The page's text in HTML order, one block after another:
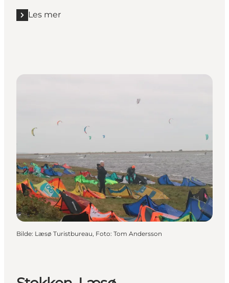
Les mer
Les mer "Sælvigbugten, Samsø"
Bilde: Læsø Turistbureau, Foto: Tom Andersson